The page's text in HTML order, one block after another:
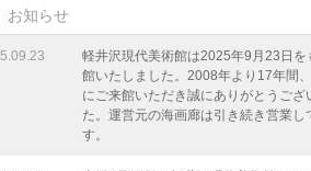
お知らせ
軽井沢現代美術館は2025年9月23日を
館いたしました。2008年より17年間
にご来館いただき誠にありがとうござ
た。運営元の海画廊は引き続き営業し
す。